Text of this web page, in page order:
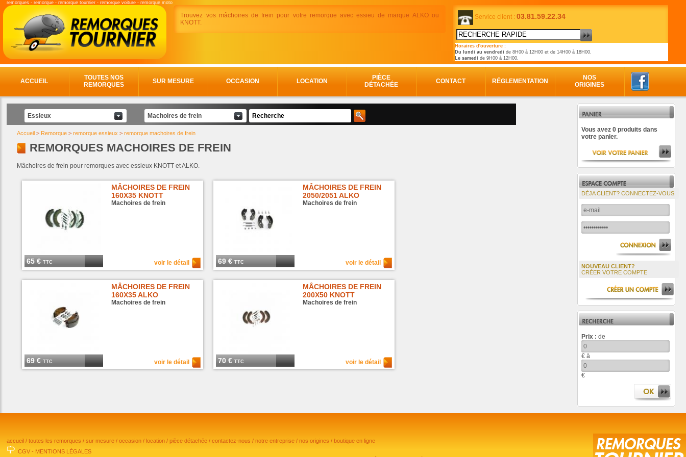
remorques -remorque -remorque tournier -remorque voiture -remorque moto
Trouvez vos mâchoires de frein pour votre remorque avec essieu de marque ALKO ou
KNOTT.
Service client : 03.81.59.22.34
Horaires d'ouverture :
Du lundi au vendredi de 8H00 à 12H00 et de 14H00 à 18H00.
Le samedi de 9H00 à 12H00.
ACCUEIL
TOUTES NOS
REMORQUES
SUR MESURE OCCASION LOCATION
PIÈCE
DÉTACHÉE
CONTACT RÉGLEMENTATION
NOS
ORIGINES
Essieux Machoires de frein
Accueil > Remorque >remorque essieux >remorque machoires de frein
REMORQUES MACHOIRES DE FREIN
Mâchoires de frein pour remorques avec essieux KNOTT et ALKO.
65 €TTC
MÂCHOIRES DE FREIN
160X35 KNOTT
Machoires de frein
voir le détail 69 €TTC
MÂCHOIRES DE FREIN
2050/2051 ALKO
Machoires de frein
voir le détail
69 €TTC
MÂCHOIRES DE FREIN
160X35 ALKO
Machoires de frein
voir le détail 70 €TTC
MÂCHOIRES DE FREIN
200X50 KNOTT
Machoires de frein
voir le détail
Vous avez 0 produits dans
votre panier.
DÉJA CLIENT? CONNECTEZ-VOUS
NOUVEAU CLIENT?
CRÉER VOTRE COMPTE
Prix : de
€ à
€
accueil /toutes les remorques /sur mesure /occasion / location /pièce détachée /contactez-nous /notre entreprise /nos origines / boutique en ligne
CGV - MENTIONS LÉGALES